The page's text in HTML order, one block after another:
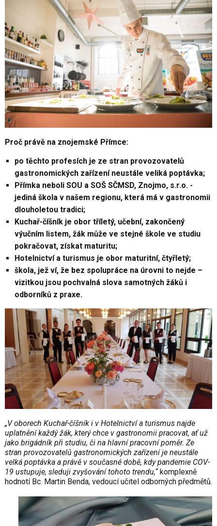
Proč právě na znojemské Přímce:
po těchto profesích je ze stran provozovatelů
gastronomických zařízení neustále veliká poptávka;
Přímka neboli SOU a SOŠ SČMSD, Znojmo, s.r.o. -
jediná škola v našem regionu, která má v gastronomii
dlouholetou tradici;
Kuchař-číšník je obor tříletý, učební, zakončený
výučním listem, žák může ve stejné škole ve studiu
pokračovat, získat maturitu;
Hotelnictví a turismus je obor maturitní, čtyřletý;
škola, jež ví, že bez spolupráce na úrovni to nejde –
vizitkou jsou pochvalná slova samotných žáků i
odborníků z praxe.
„V oborech Kuchař-číšník i v Hotelnictví a turismus najde
uplatnění každý žák, který chce v gastronomii pracovat, ať už
jako brigádník při studiu, či na hlavní pracovní poměr. Ze
stran provozovatelů gastronomických zařízení je neustále
velká poptávka a právě v současné době, kdy pandemie COV-
19 ustupuje, sleduji zvyšování tohoto trendu,“ komplexně
hodnotí Bc. Martin Benda, vedoucí učitel odborných předmětů.